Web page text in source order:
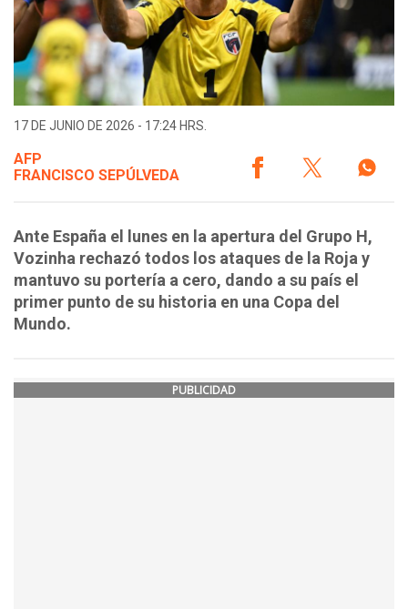
17 DE JUNIO DE 2026 - 17:24 HRS.
AFP
FRANCISCO SEPÚLVEDA
Ante España el lunes en la apertura del Grupo H,
Vozinha rechazó todos los ataques de la Roja y
mantuvo su portería a cero, dando a su país el
primer punto de su historia en una Copa del
Mundo.
PUBLICIDAD